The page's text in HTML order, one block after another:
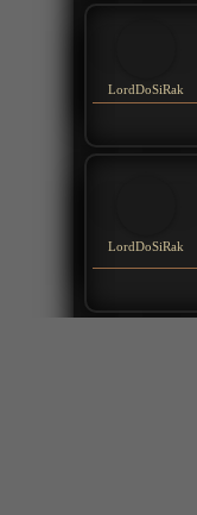
LordDoSiRak
LordDoSiRak